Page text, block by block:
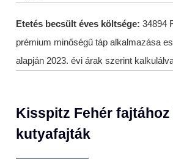
Etetés becsült éves költsége: 34894
prémium minőségű táp alkalmazása
alapján 2023. évi árak szerint
Kisspitz Fehér
kutyafajták